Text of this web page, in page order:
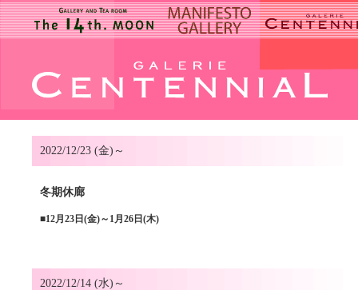
2022/12/23 (金)～
冬期休廊
■12月23日(金)～1月26日(木)
2022/12/14 (水)～